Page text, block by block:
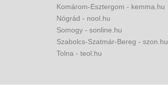
Komárom-Esztergom - kemma.hu
Nógrád - nool.hu
Somogy - sonline.hu
Szabolcs-Szatmár-Bereg - szon.hu
Tolna - teol.hu